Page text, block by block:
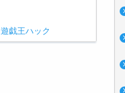
遊戯王ハック